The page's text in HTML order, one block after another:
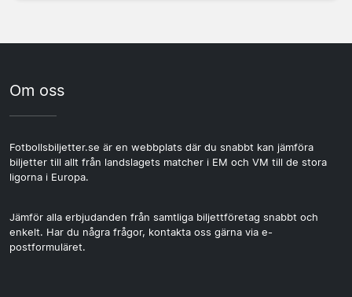
Om oss
Fotbollsbiljetter.se är en webbplats där du snabbt kan jämföra
biljetter till allt från landslagets matcher i EM och VM till de stora
ligorna i Europa.
Jämför alla erbjudanden från samtliga biljettföretag snabbt och
enkelt. Har du några frågor, kontakta oss gärna via e-
postformuläret.